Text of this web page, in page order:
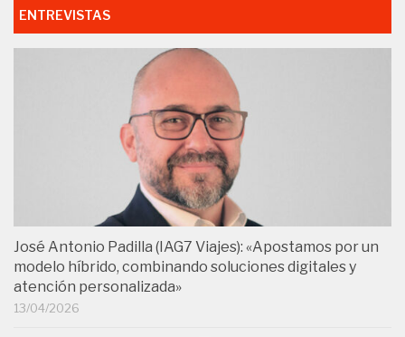
ENTREVISTAS
José Antonio Padilla (IAG7 Viajes): «Apostamos por un
modelo híbrido, combinando soluciones digitales y
atención personalizada»
13/04/2026